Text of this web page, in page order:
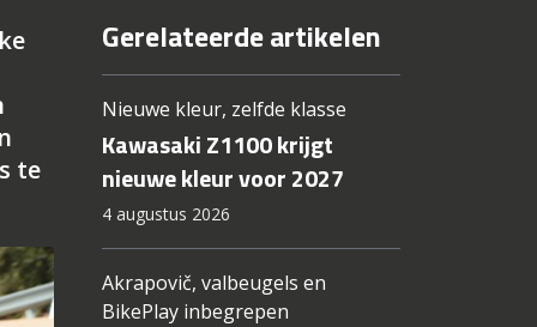
te
Gerelateerde artikelen
Nieuwe kleur, zelfde klasse
Kawasaki Z1100 krijgt
nieuwe kleur voor 2027
4 augustus 2026
Akrapovič, valbeugels en
BikePlay inbegrepen